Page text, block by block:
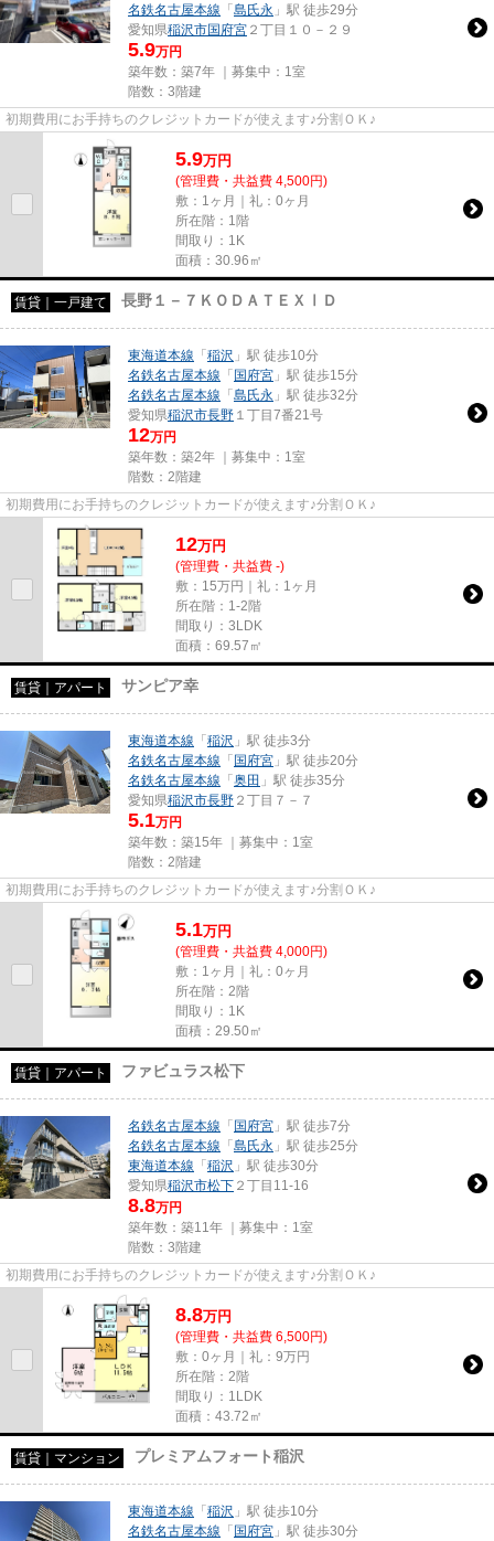
名鉄名古屋本線 「 島氏永 」駅 徒歩29分
愛知県稲沢市国府宮 ２丁目１０－２９
5.9万円
築年数：築7年 ｜募集中： 1室
階数：3階建
初期費用にお手持ちのクレジットカードが使えます♪分割ＯＫ♪
5.9万円
(管理費・共益費 4,500円)
敷：1ヶ月｜礼：0ヶ月
所在階：1階
間取り：1K
面積：30.96㎡
賃貸｜一戸建て 長野１－７ＫＯＤＡＴＥＸⅠＤ
東海道本線 「 稲沢 」駅 徒歩10分
名鉄名古屋本線 「 国府宮 」駅 徒歩15分
名鉄名古屋本線 「 島氏永 」駅 徒歩32分
愛知県稲沢市長野 １丁目7番21号
12万円
築年数：築2年 ｜募集中： 1室
階数：2階建
初期費用にお手持ちのクレジットカードが使えます♪分割ＯＫ♪
12万円
(管理費・共益費 -)
敷：15万円｜礼：1ヶ月
所在階：1-2階
間取り：3LDK
面積：69.57㎡
賃貸｜アパート サンピア幸
東海道本線 「 稲沢 」駅 徒歩3分
名鉄名古屋本線 「 国府宮 」駅 徒歩20分
名鉄名古屋本線 「 奥田 」駅 徒歩35分
愛知県稲沢市長野 ２丁目７－７
5.1万円
築年数：築15年 ｜募集中： 1室
階数：2階建
初期費用にお手持ちのクレジットカードが使えます♪分割ＯＫ♪
5.1万円
(管理費・共益費 4,000円)
敷：1ヶ月｜礼：0ヶ月
所在階：2階
間取り：1K
面積：29.50㎡
賃貸｜アパート ファビュラス松下
名鉄名古屋本線 「 国府宮 」駅 徒歩7分
名鉄名古屋本線 「 島氏永 」駅 徒歩25分
東海道本線 「 稲沢 」駅 徒歩30分
愛知県稲沢市松下 ２丁目11-16
8.8万円
築年数：築11年 ｜募集中： 1室
階数：3階建
初期費用にお手持ちのクレジットカードが使えます♪分割ＯＫ♪
8.8万円
(管理費・共益費 6,500円)
敷：0ヶ月｜礼：9万円
所在階：2階
間取り：1LDK
面積：43.72㎡
賃貸｜マンション プレミアムフォート稲沢
東海道本線 「 稲沢 」駅 徒歩10分
名鉄名古屋本線 「 国府宮 」駅 徒歩30分